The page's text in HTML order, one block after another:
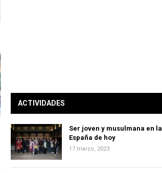
ACTIVIDADES
Ser joven y musulmana en la
España de hoy
17 marzo, 2023